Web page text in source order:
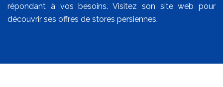
répondant à vos besoins. Visitez son site web pour
découvrir ses offres de stores persiennes.